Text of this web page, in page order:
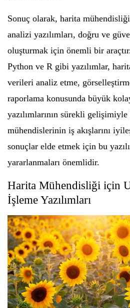
Sonuç olarak, harita
analizi yazılımları, doğru ve
oluşturmak için önemli bir
Python ve R gibi yazılımlar,
verileri analiz etme,
raporlama konusunda büyük
yazılımlarının sürekli
mühendislerinin iş akışlarını
sonuçlar elde etmek için bu
yararlanmaları önemlidir.
Harita Mühendisliği için
İşleme Yazılımları